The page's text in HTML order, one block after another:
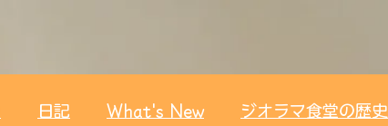
日記 What's New ジオラマ食堂の歴史